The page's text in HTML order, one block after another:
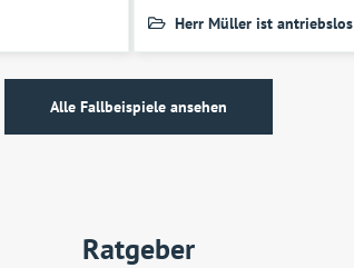
Herr Müller ist antriebslos
Alle Fallbeispiele ansehen
Ratgeber